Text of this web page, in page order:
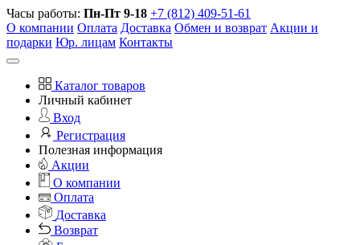
Часы работы: Пн-Пт 9-18 +7 (812) 409-51-61
О компании Оплата Доставка Обмен и возврат Акции и
подарки Юр. лицам Контакты
Каталог товаров
Личный кабинет
Вход
Регистрация
Полезная информация
Акции
О компании
Оплата
Доставка
Возврат